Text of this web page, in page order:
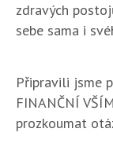
zdravých
sebe sama i
Připravili jsme
FINANČNÍ
prozkoumat